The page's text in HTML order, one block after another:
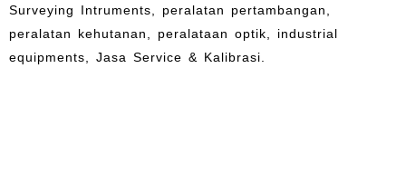
Surveying Intruments, peralatan pertambangan,
peralatan kehutanan, peralataan optik, industrial
equipments, Jasa Service & Kalibrasi.